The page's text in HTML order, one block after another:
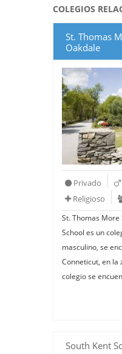
COLEGIOS
St. Thomas
Oakdale
Privado
Religioso
St. Thomas More
School es un
masculino, se
Conneticut, en la
colegio se
South Kent